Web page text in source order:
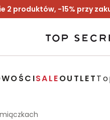
2 produktów, -15% przy
SALEOUTLET